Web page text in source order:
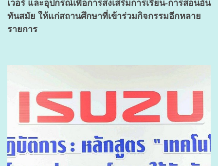
เวอร์ และอุปกรณ์เพื่อการส่งเสริมการเรียน-การสอนอัน
ทันสมัย ให้แก่สถานศึกษาที่เข้าร่วมกิจกรรมอีกหลาย
รายการ